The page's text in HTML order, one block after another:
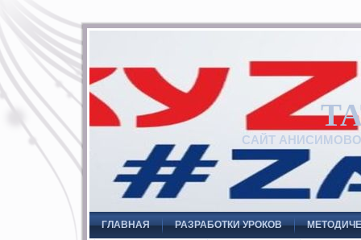
САЙТ
ГЛАВНАЯ РАЗРАБОТКИ УРОКОВ